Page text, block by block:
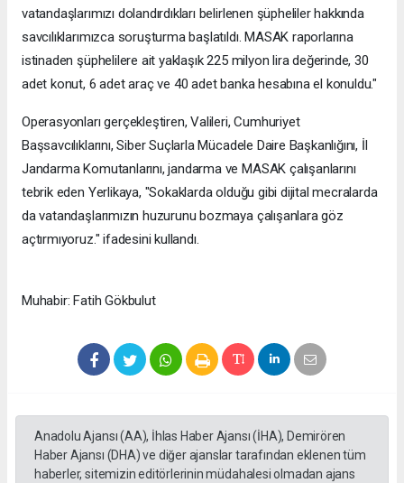
vatandaşlarımızı dolandırdıkları belirlenen şüpheliler hakkında
savcılıklarımızca soruşturma başlatıldı. MASAK raporlarına
istinaden şüphelilere ait yaklaşık 225 milyon lira değerinde, 30
adet konut, 6 adet araç ve 40 adet banka hesabına el konuldu."
Operasyonları gerçekleştiren, Valileri, Cumhuriyet
Başsavcılıklarını, Siber Suçlarla Mücadele Daire Başkanlığını, İl
Jandarma Komutanlarını, jandarma ve MASAK çalışanlarını
tebrik eden Yerlikaya, "Sokaklarda olduğu gibi dijital mecralarda
da vatandaşlarımızın huzurunu bozmaya çalışanlara göz
açtırmıyoruz." ifadesini kullandı.
Muhabir: Fatih Gökbulut
Anadolu Ajansı (AA), İhlas Haber Ajansı (İHA), Demirören
Haber Ajansı (DHA) ve diğer ajanslar tarafından eklenen tüm
haberler, sitemizin editörlerinin müdahalesi olmadan ajans